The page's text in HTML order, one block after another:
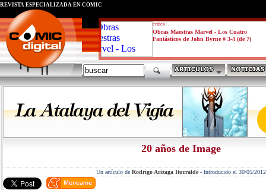
critica
Obras Maestras Marvel - Los Cuatro
Fantásticos de John Byrne # 3-4 (de 7)
REVISTA ESPECIALIZADA EN CÓMIC
20 años de Image
Un artículo de Rodrigo Arizaga Iturralde - Introducido el 30/05/2012